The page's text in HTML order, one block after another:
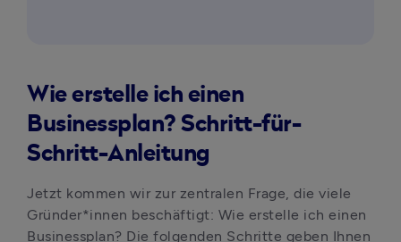
Wie erstelle ich einen
Businessplan? Schritt-für-
Schritt-Anleitung
Jetzt kommen wir zur zentralen Frage, die viele
Gründer*innen beschäftigt: Wie erstelle ich einen
Businessplan? Die folgenden Schritte geben Ihnen